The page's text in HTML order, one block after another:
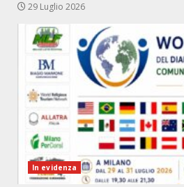
29 Luglio 2026
In evidenza